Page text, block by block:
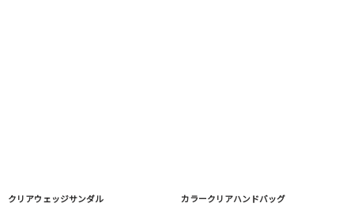
クリアウェッジサンダル カラークリアハンドバッグ